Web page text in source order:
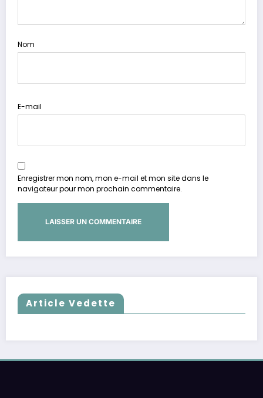
Nom
E-mail
Enregistrer mon nom, mon e-mail et mon site dans le
navigateur pour mon prochain commentaire.
Article Vedette